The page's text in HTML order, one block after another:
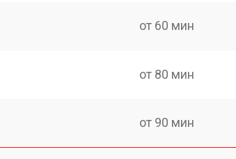
от 60 мин
от 80 мин
от 90 мин